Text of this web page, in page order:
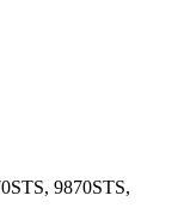
9870STS,